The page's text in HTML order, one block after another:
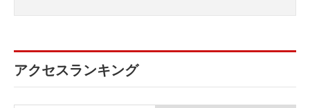
アクセスランキング